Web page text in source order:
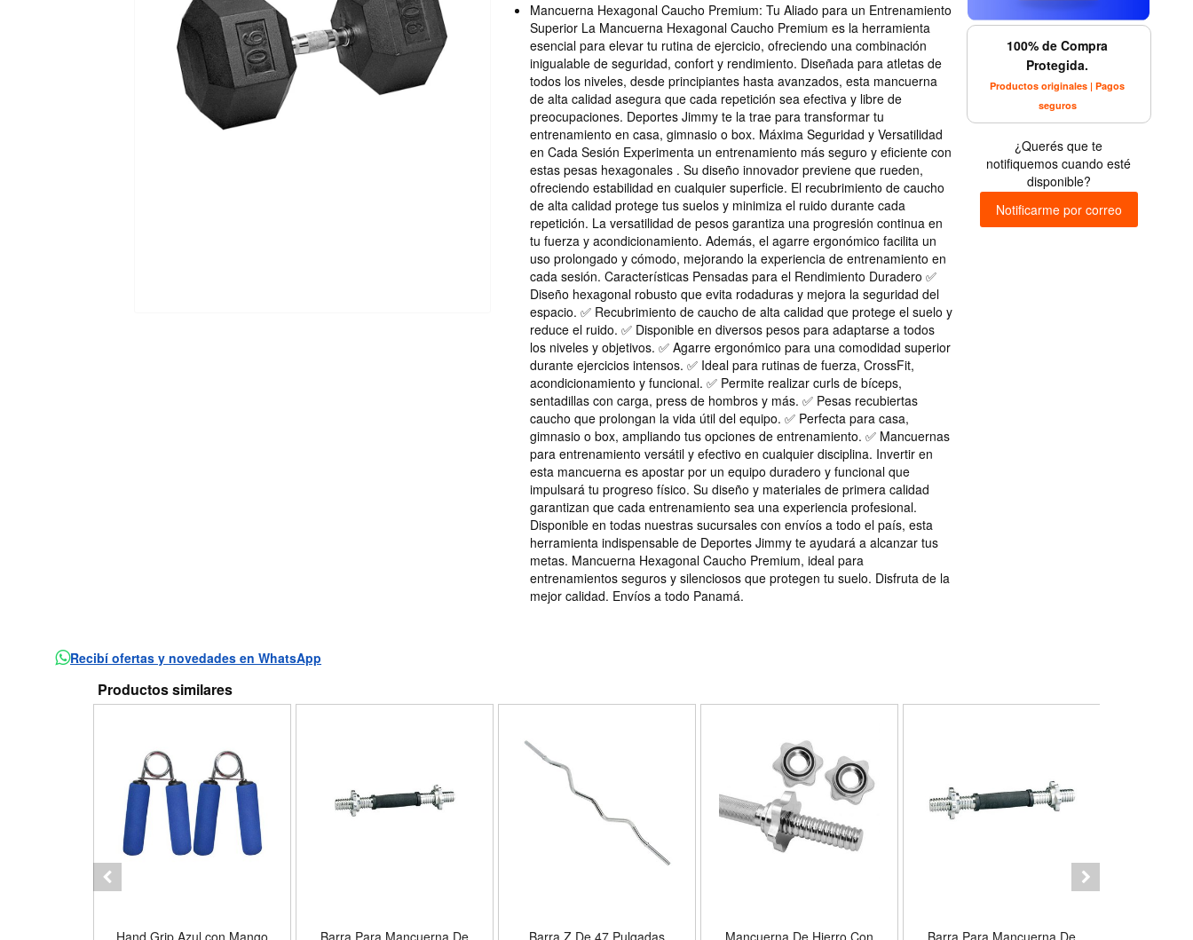
Mancuerna Hexagonal Caucho Premium: Tu Aliado para un Entrenamiento
Superior La Mancuerna Hexagonal Caucho Premium es la herramienta
esencial para elevar tu rutina de ejercicio, ofreciendo una combinación
inigualable de seguridad, confort y rendimiento. Diseñada para atletas de
todos los niveles, desde principiantes hasta avanzados, esta mancuerna
de alta calidad asegura que cada repetición sea efectiva y libre de
preocupaciones. Deportes Jimmy te la trae para transformar tu
entrenamiento en casa, gimnasio o box. Máxima Seguridad y Versatilidad
en Cada Sesión Experimenta un entrenamiento más seguro y eficiente con
estas pesas hexagonales . Su diseño innovador previene que rueden,
ofreciendo estabilidad en cualquier superficie. El recubrimiento de caucho
de alta calidad protege tus suelos y minimiza el ruido durante cada
repetición. La versatilidad de pesos garantiza una progresión continua en
tu fuerza y acondicionamiento. Además, el agarre ergonómico facilita un
uso prolongado y cómodo, mejorando la experiencia de entrenamiento en
cada sesión. Características Pensadas para el Rendimiento Duradero ✅
Diseño hexagonal robusto que evita rodaduras y mejora la seguridad del
espacio. ✅ Recubrimiento de caucho de alta calidad que protege el suelo y
reduce el ruido. ✅ Disponible en diversos pesos para adaptarse a todos
los niveles y objetivos. ✅ Agarre ergonómico para una comodidad superior
durante ejercicios intensos. ✅ Ideal para rutinas de fuerza, CrossFit,
acondicionamiento y funcional. ✅ Permite realizar curls de bíceps,
sentadillas con carga, press de hombros y más. ✅ Pesas recubiertas
caucho que prolongan la vida útil del equipo. ✅ Perfecta para casa,
gimnasio o box, ampliando tus opciones de entrenamiento. ✅ Mancuernas
para entrenamiento versátil y efectivo en cualquier disciplina. Invertir en
esta mancuerna es apostar por un equipo duradero y funcional que
impulsará tu progreso físico. Su diseño y materiales de primera calidad
garantizan que cada entrenamiento sea una experiencia profesional.
Disponible en todas nuestras sucursales con envíos a todo el país, esta
herramienta indispensable de Deportes Jimmy te ayudará a alcanzar tus
metas. Mancuerna Hexagonal Caucho Premium, ideal para
entrenamientos seguros y silenciosos que protegen tu suelo. Disfruta de la
mejor calidad. Envíos a todo Panamá.
100% de Compra
Protegida.
Productos originales | Pagos
seguros
¿Querés que te
notifiquemos cuando esté
disponible?
Notificarme por correo
Recibí ofertas y novedades en WhatsApp
Productos similares
Hand Grip Azul con Mango
Barra Para Mancuerna De
Barra Z De 47 Pulgadas
Mancuerna De Hierro Con
Barra Para Mancuerna De